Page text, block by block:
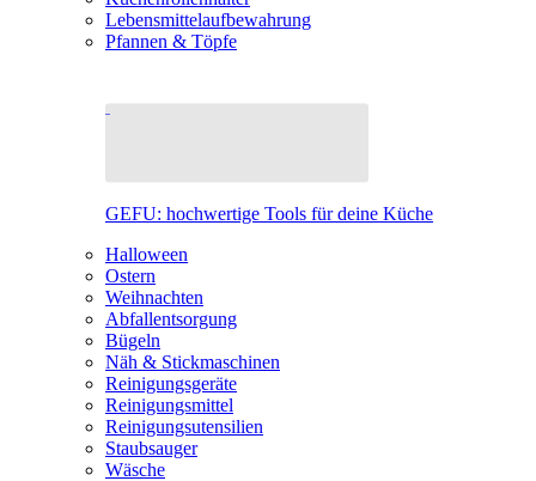
Lebensmittelaufbewahrung
Pfannen & Töpfe
GEFU: hochwertige Tools für deine Küche
Halloween
Ostern
Weihnachten
Abfallentsorgung
Bügeln
Näh & Stickmaschinen
Reinigungsgeräte
Reinigungsmittel
Reinigungsutensilien
Staubsauger
Wäsche